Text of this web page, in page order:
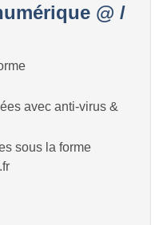
@ /
avec anti-virus &
sous la forme